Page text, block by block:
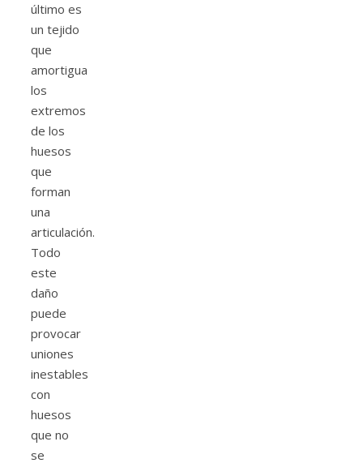
último es
un tejido
que
amortigua
los
extremos
de los
huesos
que
forman
una
articulación.
Todo
este
daño
puede
provocar
uniones
inestables
con
huesos
que no
se